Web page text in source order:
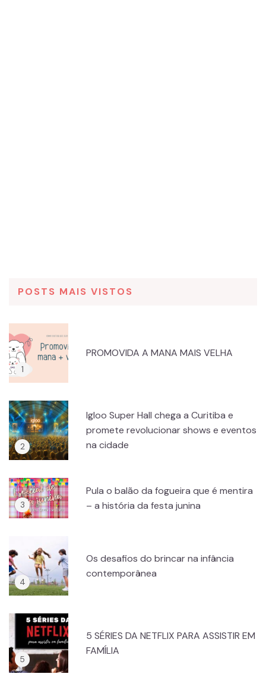
POSTS MAIS VISTOS
PROMOVIDA A MANA MAIS VELHA
Igloo Super Hall chega a Curitiba e
promete revolucionar shows e eventos
na cidade
Pula o balão da fogueira que é mentira
– a história da festa junina
Os desafios do brincar na infância
contemporânea
5 SÉRIES DA NETFLIX PARA ASSISTIR EM
FAMÍLIA